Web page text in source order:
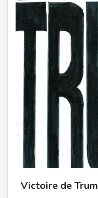
Victoire de